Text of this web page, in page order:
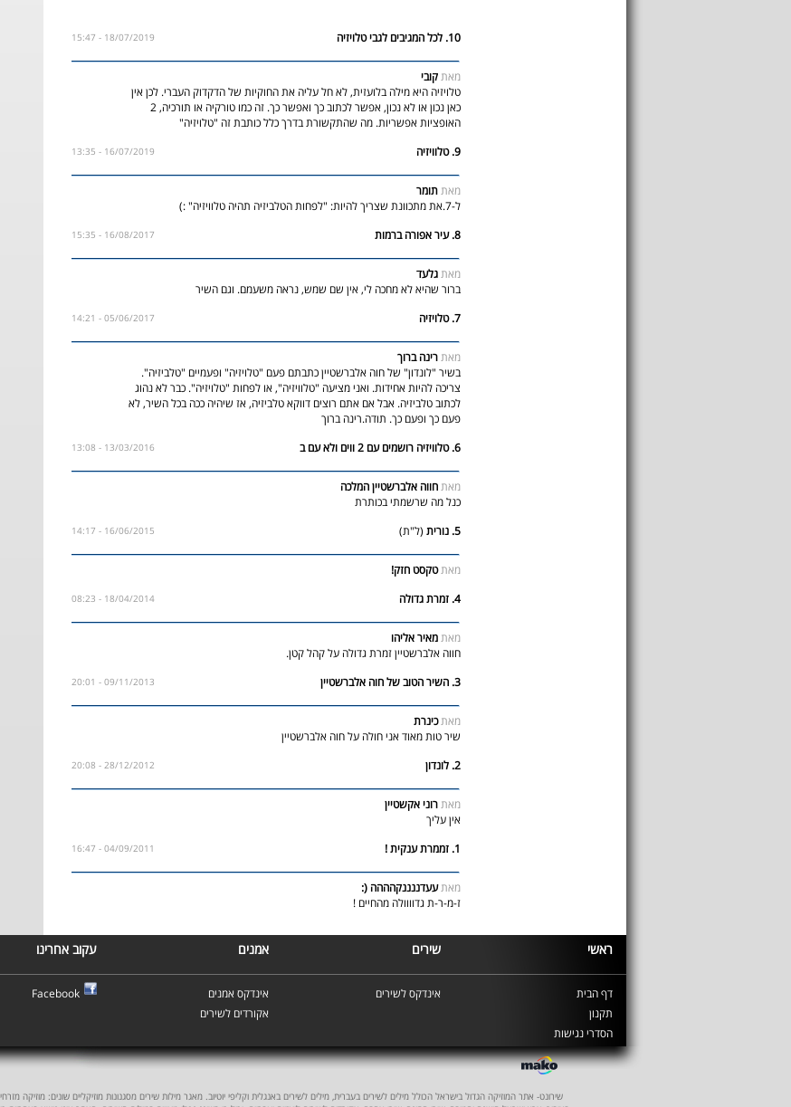
10. לכל המגיבים לגבי טלויזיה 18/07/2019 - 15:47
מאתקובי
טלויזיה היא מילה בלועזית, לא חל עליה את החוקיות של הדקדוק העברי. לכן אין
כאן נכון או לא נכון, אפשר לכתוב כך ואפשר כך. זה כמו טורקיה או תורכיה, 2
האופציות אפשריות. מה שהתקשורת בדרך כלל כותבת זה "טלויזיה"
9. טלוויזיה
16/07/2019 - 13:35
מאתתומר
ל-7.את מתכוונת שצריך להיות: "לפחות הטלביזיה תהיה טלוויזיה" :)
8. עיר אפורה ברמות
16/08/2017 - 15:35
מאתגלעד
ברור שהיא לא מחכה לי, אין שם שמש, נראה משעמם. וגם השיר
7. טלויזיה
05/06/2017 - 14:21
מאתרינה ברוך
בשיר "לונדון" של חוה אלברשטיין כתבתם פעם "טלויזיה" ופעמיים "טלביזיה".
צריכה להיות אחידות. ואני מציעה "טלוויזיה", או לפחות "טלויזיה". כבר לא נהוג
לכתוב טלביזיה. אבל אם אתם רוצים דווקא טלביזיה, אז שיהיה ככה בכל השיר, לא
פעם כך ופעם כך. תודה.רינה ברוך
6. טלוויזיה רושמים עם 2 ווים ולא עם ב
13/03/2016 - 13:08
מאתחווה אלברשטיין המלכה
כנל מה שרשמתי בכותרת
5. נורית
(ל"ת) 16/06/2015 - 14:17
מאתטקסט חזק!
4. זמרת גדולה
18/04/2014 - 08:23
מאתמאיר אליהו
חווה אלברשטיין זמרת גדולה על קהל קטן.
3. השיר הטוב של חוה אלברשטיין
09/11/2013 - 20:01
מאתכינרת
שיר טות מאוד אני חולה על חוה אלברשטיין
2. לונדון
28/12/2012 - 20:08
מאתרוני אקשטיין
אין עליך
1. זממרת ענקית !
04/09/2011 - 16:47
מאתעעדננננקהההה (:
ז-מ-ר-ת גדוווולה מהחיים !
ראשי שירים אמנים עקוב אחרינו
דף הבית
תקנון
הסדרי נגישות
אינדקס לשירים
אינדקס אמנים
אקורדים לשירים
Facebook
שירונט- אתר המוזיקה הגדול בישראל הכולל מילים לשירים בעברית, מילים לשירים באנגלית וקליפי יוטיוב. מאגר מילות שירים מסגנונות מוזיקליים שונים: מוזיקה